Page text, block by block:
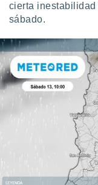
ni para
o
aunque
no
Puedes
acceder a
a
cierta inestabilidad
sábado.